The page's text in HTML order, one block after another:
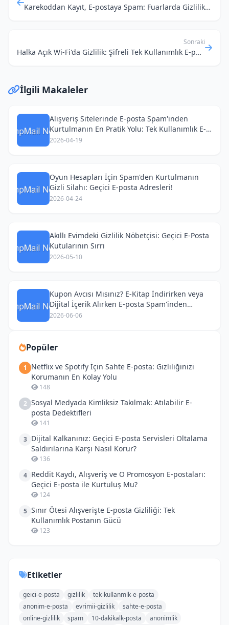
Karekoddan Kayıt, E-postaya Spam: Fuarlarda Gizlilik Kalkanı
Sonraki
Halka Açık Wi-Fi'da Gizlilik: Şifreli Tek Kullanımlık E-posta ile Özel İletişim Rehberi
İlgili Makaleler
Alışveriş Sitelerinde E-posta Spam'inden
Kurtulmanın En Pratik Yolu: Tek Kullanımlık E-
postalar!
2026-04-19
Oyun Hesapları İçin Spam'den Kurtulmanın
Gizli Silahı: Geçici E-posta Adresleri!
2026-04-24
Akıllı Evimdeki Gizlilik Nöbetçisi: Geçici E-Posta
Kutularının Sırrı
2026-05-10
Kupon Avcısı Mısınız? E-Kitap İndirirken veya
Dijital İçerik Alırken E-posta Spam'inden
Kurtulmanın Yolu!
2026-06-06
Popüler
1
Netflix ve Spotify İçin Sahte E-posta: Gizliliğinizi
Korumanın En Kolay Yolu
148
2 Sosyal Medyada Kimliksiz Takılmak: Atılabilir E-
posta Dedektifleri
141
3 Dijital Kalkanınız: Geçici E-posta Servisleri Oltalama
Saldırılarına Karşı Nasıl Korur?
136
4 Reddit Kaydı, Alışveriş ve O Promosyon E-postaları:
Geçici E-posta ile Kurtuluş Mu?
124
5 Sınır Ötesi Alışverişte E-posta Gizliliği: Tek
Kullanımlık Postanın Gücü
123
Etiketler
geici-e-posta gizlilik
tek-kullanmlk-e-posta
anonim-e-posta
evrimii-gizlilik
sahte-e-posta
online-gizlilik
spam 10-dakikalk-posta
anonimlik